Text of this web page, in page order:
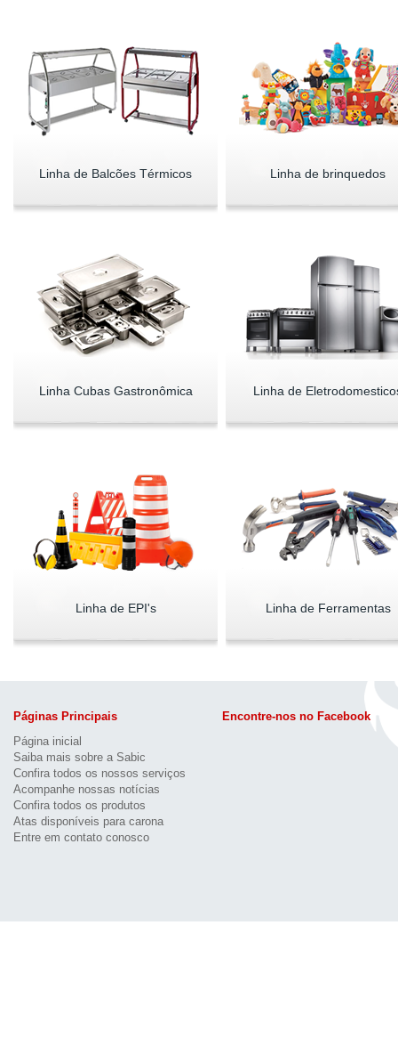
Linha de Balcões Térmicos Linha de brinquedos
Linha Cubas Gastronômica Linha de
Linha de EPI's Linha de Ferramentas
Páginas Principais
Página inicial
Saiba mais sobre a Sabic
Confira todos os nossos serviços
Acompanhe nossas notícias
Confira todos os produtos
Atas disponíveis para carona
Entre em contato conosco
Encontre-nos no Facebook